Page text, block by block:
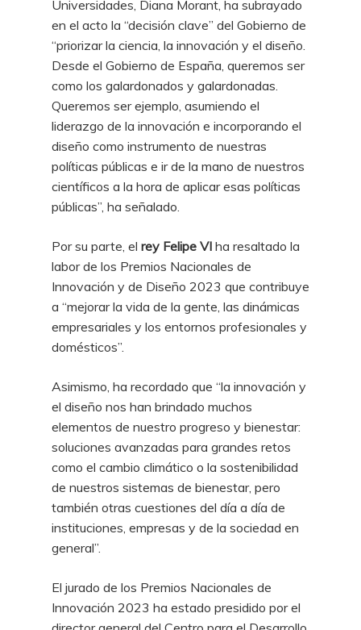
Universidades, Diana Morant, ha subrayado
en el acto la “decisión clave” del Gobierno de
“priorizar la ciencia, la innovación y el diseño.
Desde el Gobierno de España, queremos ser
como los galardonados y galardonadas.
Queremos ser ejemplo, asumiendo el
liderazgo de la innovación e incorporando el
diseño como instrumento de nuestras
políticas públicas e ir de la mano de nuestros
científicos a la hora de aplicar esas políticas
públicas”, ha señalado.
Por su parte, el rey Felipe VI ha resaltado la
labor de los Premios Nacionales de
Innovación y de Diseño 2023 que contribuye
a “mejorar la vida de la gente, las dinámicas
empresariales y los entornos profesionales y
domésticos”.
Asimismo, ha recordado que “la innovación y
el diseño nos han brindado muchos
elementos de nuestro progreso y bienestar:
soluciones avanzadas para grandes retos
como el cambio climático o la sostenibilidad
de nuestros sistemas de bienestar, pero
también otras cuestiones del día a día de
instituciones, empresas y de la sociedad en
general”.
El jurado de los Premios Nacionales de
Innovación 2023 ha estado presidido por el